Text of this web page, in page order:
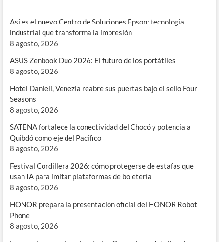
Así es el nuevo Centro de Soluciones Epson: tecnología
industrial que transforma la impresión
8 agosto, 2026
ASUS Zenbook Duo 2026: El futuro de los portátiles
8 agosto, 2026
Hotel Danieli, Venezia reabre sus puertas bajo el sello Four
Seasons
8 agosto, 2026
SATENA fortalece la conectividad del Chocó y potencia a
Quibdó como eje del Pacífico
8 agosto, 2026
Festival Cordillera 2026: cómo protegerse de estafas que
usan IA para imitar plataformas de boletería
8 agosto, 2026
HONOR prepara la presentación oficial del HONOR Robot
Phone
8 agosto, 2026